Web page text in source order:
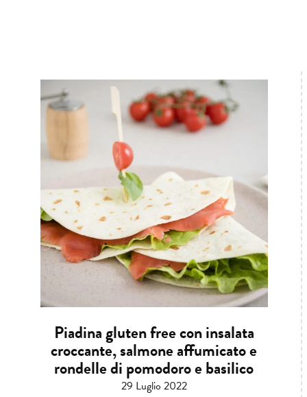
Piadina gluten free con insalata
croccante, salmone affumicato e
rondelle di pomodoro e basilico
29 Luglio 2022